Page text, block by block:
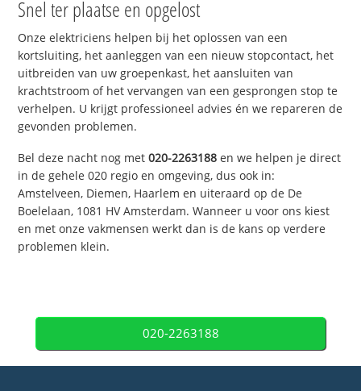
Snel ter plaatse en opgelost
Onze elektriciens helpen bij het oplossen van een
kortsluiting, het aanleggen van een nieuw stopcontact, het
uitbreiden van uw groepenkast, het aansluiten van
krachtstroom of het vervangen van een gesprongen stop te
verhelpen. U krijgt professioneel advies én we repareren de
gevonden problemen.
Bel deze nacht nog met020-2263188 en we helpen je direct
in de gehele 020 regio en omgeving, dus ook in:
Amstelveen, Diemen, Haarlem en uiteraard op de De
Boelelaan, 1081 HV Amsterdam. Wanneer u voor ons kiest
en met onze vakmensen werkt dan is de kans op verdere
problemen klein.
020-2263188